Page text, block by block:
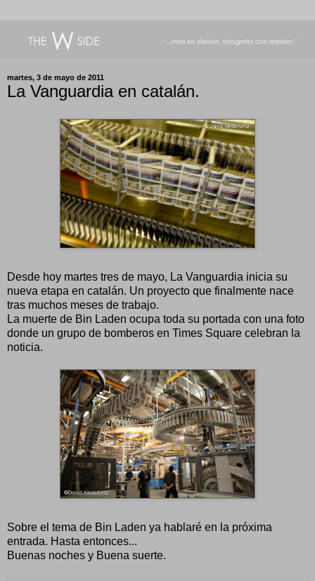
martes, 3 de mayo de 2011
La Vanguardia en catalán.
Desde hoy martes tres de mayo, La Vanguardia inicia su
nueva etapa en catalán. Un proyecto que finalmente nace
tras muchos meses de trabajo.
La muerte de Bin Laden ocupa toda su portada con una foto
donde un grupo de bomberos en Times Square celebran la
noticia.
Sobre el tema de Bin Laden ya hablaré en la próxima
entrada. Hasta entonces...
Buenas noches y Buena suerte.